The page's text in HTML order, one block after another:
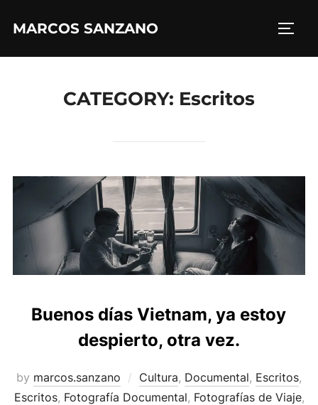
MARCOS SANZANO
CATEGORY: Escritos
Buenos días Vietnam, ya estoy
despierto, otra vez.
by marcos.sanzano Cultura, Documental, Escritos,
Escritos, Fotografía Documental, Fotografías de Viaje,